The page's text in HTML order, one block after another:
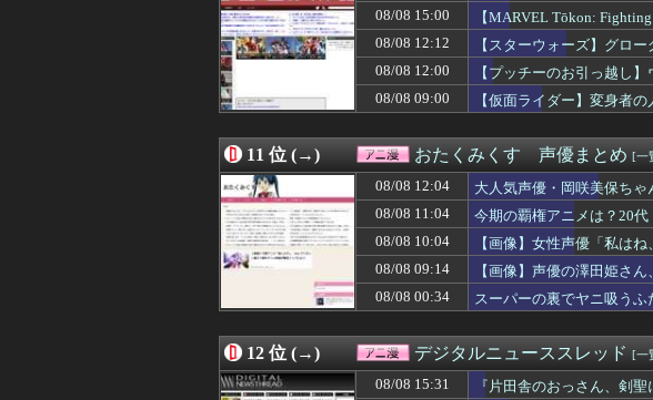
08/08 06:00
【画像】この女の子たちと交尾したいん
08/08 05:09
【画像】ワイ、このバニーエロフィギ
08/08 03:03
【朗報】ダイの大冒険のポップさん、
08/08 03:00
【仮面ライダーマイス】「DXマイスド
08/08 02:33
転生したらスライムだった件 第89話 感
08/08 02:27
【大悲報】未来で待ってる女さん、あ
08/08 01:40
【凄い】映画『ちいかわ』公開14日間で
08/08 00:34
スーパーの裏でヤニ吸うふたりとかいう
08/08 00:25
先生の彼女になる！
08/08 00:07
『これ描いて死ね』6話感想 初コミティ
08/08 00:05
【悲報】「HUNTER×HUNTER」のビヨ
08/08 00:04
【朗報】声優の永瀬アンナさん、公式に
08/08 00:03
【動画】福岡天神駅、とんでもない構
無双するガンダムって意外といないよね
08/08 00:00
【学マス】AIライザに対抗して学マスも
08/07 23:04
正直アニメ版のシュタインズゲートって
08/07 22:52
【魂ネイションズ】「S.H.Figuarts」ほ
08/07 22:51
【プリキュア】公式がイベント参加者
08/08 15:00
【MARVEL Tōkon:
08/08 12:12
【スターウォーズ】グロ
08/08 12:00
【プッチーのお引っ越し
08/08 09:00
【仮面ライダー】変身者
11 位 (→) おたくみくす 声優まとめ [一
08/08 12:04
大人気声優・岡咲美保ちゃ
08/08 11:04
今期の覇権アニメは？20代
08/08 10:04
【画像】女性声優「私は
08/08 09:14
【画像】声優の澤田姫さ
08/08 00:34
スーパーの裏でヤニ吸う
12 位 (→) デジタルニューススレッド [一
08/08 15:31
『片田舎のおっさん、剣